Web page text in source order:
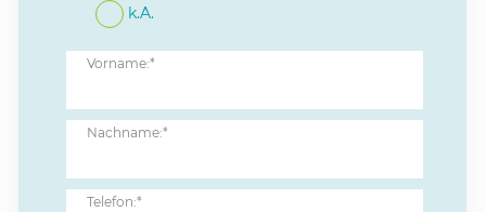
k.A.
Vorname:*
Nachname:*
Telefon:*